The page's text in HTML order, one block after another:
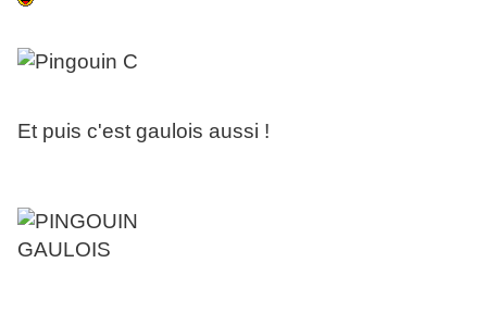
Et puis c'est gaulois aussi !